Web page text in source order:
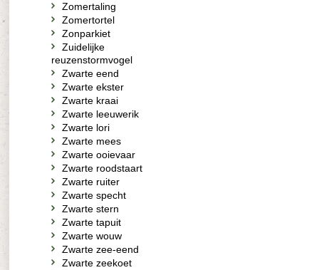
Zomertaling
Zomertortel
Zonparkiet
Zuidelijke
reuzenstormvogel
Zwarte eend
Zwarte ekster
Zwarte kraai
Zwarte leeuwerik
Zwarte lori
Zwarte mees
Zwarte ooievaar
Zwarte roodstaart
Zwarte ruiter
Zwarte specht
Zwarte stern
Zwarte tapuit
Zwarte wouw
Zwarte zee-eend
Zwarte zeekoet